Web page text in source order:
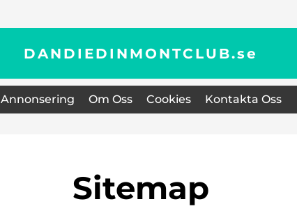
DANDIEDINMONTCLUB.se
Annonsering Om Oss Cookies Kontakta Oss
Sitemap